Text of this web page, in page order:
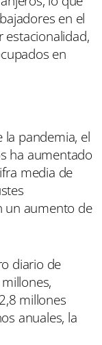
en el
estacionalidad,
en
pandemia, el
ha aumentado
media de
un aumento de
diario de
millones
anuales, la